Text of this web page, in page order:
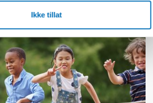
Ikke tillat